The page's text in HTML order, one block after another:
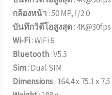
กล้องหน้า: 50 MP, f/2.0
บันทึกวิดีโอสูงสุด: 4K@30fps
Wi-Fi: WiFi 6
Bluetooth: V5.3
Sim: Dual SIM
Dimensions: 164.4 x 75.1 x